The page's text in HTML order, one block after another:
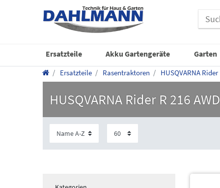
Ersatzteile Akku Gartengeräte Garten
Ersatzteile Rasentraktoren HUSQVARNA Rider
HUSQVARNA Rider R 216 AWD